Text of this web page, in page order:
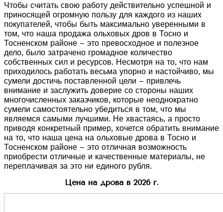
Чтобы считать свою работу действительно успешной и
приносящей огромную пользу для каждого из наших
покупателей, чтобы быть максимально уверенными в
том, что наша продажа ольховых дров в Тосно и
Тосненском районе – это превосходное и полезное
дело, было затрачено громадное количество
собственных сил и ресурсов. Несмотря на то, что нам
приходилось работать весьма упорно и настойчиво, мы
сумели достичь поставленной цели – привлечь
внимание и заслужить доверие со стороны наших
многочисленных заказчиков, которые неоднократно
сумели самостоятельно убедиться в том, что мы
являемся самыми лучшими. Не хвастаясь, а просто
приводя конкретный пример, хочется обратить внимание
на то, что наша цена на ольховые дрова в Тосно и
Тосненском районе – это отличная возможность
приобрести отличные и качественные материалы, не
переплачивая за это ни единого рубля.
Цена на дрова в 2026 г.